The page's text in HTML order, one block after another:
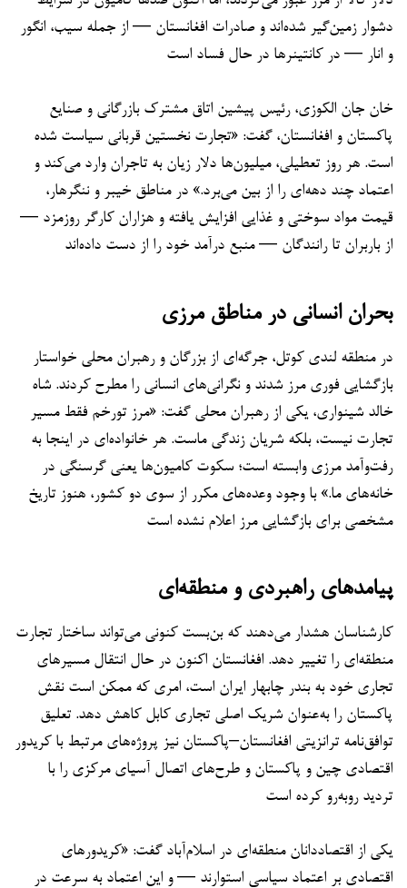
دشوار زمین‌گیر شده‌اند و صادرات افغانستان — از جمله سیب، انگور
و انار — در کانتینرها در حال فساد است
خان جان الکوزی، رئیس پیشین اتاق مشترک بازرگانی و صنایع
پاکستان و افغانستان، گفت: «تجارت نخستین قربانی سیاست شده
است. هر روز تعطیلی، میلیون‌ها دلار زیان به تاجران وارد می‌کند و
اعتماد چند دهه‌ای را از بین می‌برد.» در مناطق خیبر و ننگرهار،
قیمت مواد سوختی و غذایی افزایش یافته و هزاران کارگر روزمزد —
از باربران تا رانندگان — منبع درآمد خود را از دست داده‌اند
بحران انسانی در مناطق مرزی
در منطقه لندی کوتل، جرگه‌ای از بزرگان و رهبران محلی خواستار
بازگشایی فوری مرز شدند و نگرانی‌های انسانی را مطرح کردند. شاه
خالد شینواری، یکی از رهبران محلی گفت: «مرز تورخم فقط مسیر
تجارت نیست، بلکه شریان زندگی ماست. هر خانواده‌ای در اینجا به
رفت‌وآمد مرزی وابسته است؛ سکوت کامیون‌ها یعنی گرسنگی در
خانه‌های ما.» با وجود وعده‌های مکرر از سوی دو کشور، هنوز تاریخ
مشخصی برای بازگشایی مرز اعلام نشده است
پیامدهای راهبردی و منطقه‌ای
کارشناسان هشدار می‌دهند که بن‌بست کنونی می‌تواند ساختار تجارت
منطقه‌ای را تغییر دهد. افغانستان اکنون در حال انتقال مسیرهای
تجاری خود به بندر چابهار ایران است، امری که ممکن است نقش
پاکستان را به‌عنوان شریک اصلی تجاری کابل کاهش دهد. تعلیق
توافق‌نامه ترانزیتی افغانستان–پاکستان نیز پروژه‌های مرتبط با کریدور
اقتصادی چین و پاکستان و طرح‌های اتصال آسیای مرکزی را با
تردید روبه‌رو کرده است
یکی از اقتصاددانان منطقه‌ای در اسلام‌آباد گفت: «کریدورهای
اقتصادی بر اعتماد سیاسی استوارند — و این اعتماد به سرعت در